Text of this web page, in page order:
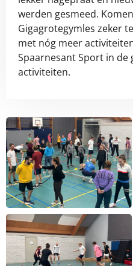
werden gesmeed.
Gigagrotegymles zeker
met nóg meer
Spaarnesant Sport in
activiteiten.